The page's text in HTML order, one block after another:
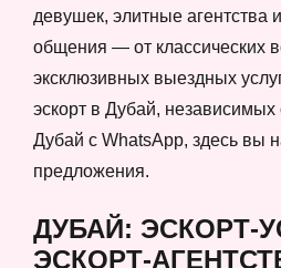
девушек, элитные
общения — от классических
эксклюзивных выездных
эскорт в Дубай, независимых
Дубай с WhatsApp, здесь вы
предложения.
ДУБАЙ: ЭСКОРТ-
ЭСКОРТ-